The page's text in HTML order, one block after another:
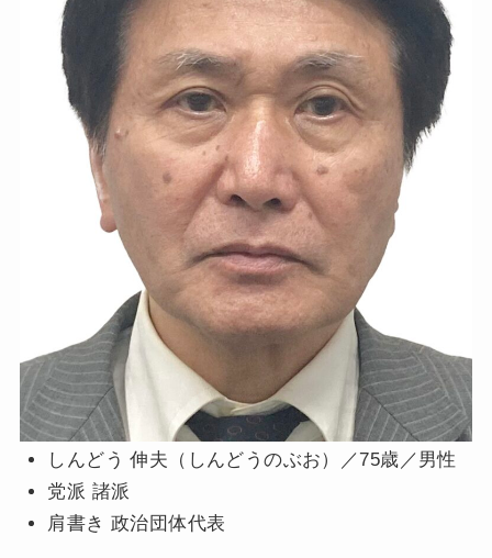
しんどう 伸夫（しんどうのぶお）／75歳／男性
党派 諸派
肩書き 政治団体代表